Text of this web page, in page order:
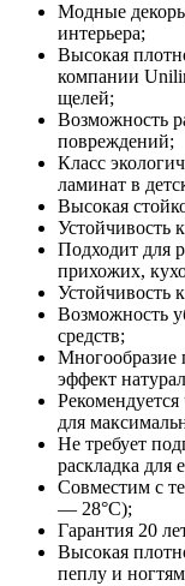
Модные
интерьера;
Высокая
компании
щелей;
Возможность
повреждений;
Класс
ламинат в
Высокая
Устойчивость
Подходит для
прихожих,
Устойчивость
Возможность
средств;
Многообразие
эффект
для
Не требует
раскладка для
Совместим с
— 28°C);
Гарантия 20
Высокая
пеплу и